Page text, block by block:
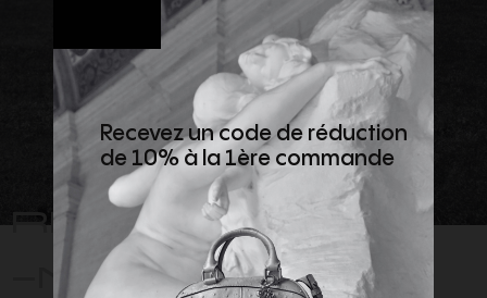
REJOIGNEZ
-NOUS
Recevez un code de réduction
de 10% à la 1ère commande